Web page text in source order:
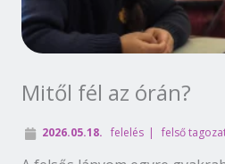
Mitől fél az órán?
2026.05.18. felelés felső